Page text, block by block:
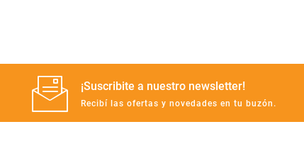
¡Suscribite a nuestro newsletter!
Recibí las ofertas y novedades en tu buzón.